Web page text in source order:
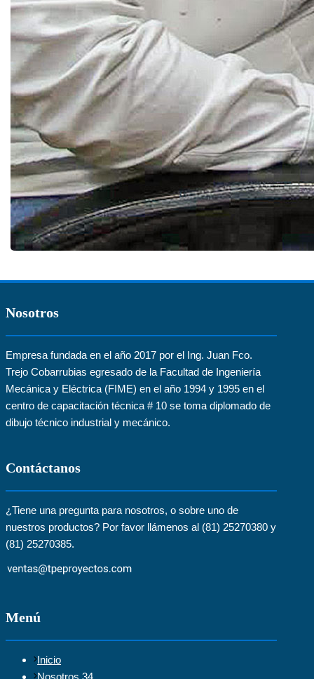
Nosotros
Empresa fundada en el año 2017 por el Ing. Juan Fco.
Trejo Cobarrubias egresado de la Facultad de Ingeniería
Mecánica y Eléctrica (FIME) en el año 1994 y 1995 en el
centro de capacitación técnica # 10 se toma diplomado de
dibujo técnico industrial y mecánico.
Contáctanos
¿Tiene una pregunta para nosotros, o sobre uno de
nuestros productos? Por favor llámenos al (81) 25270380 y
(81) 25270385.
Menú
Inicio